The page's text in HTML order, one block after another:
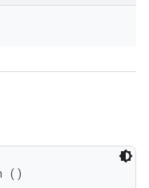
()